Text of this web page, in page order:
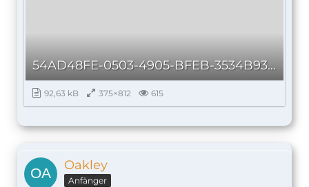
54AD48FE-0503-4905-BFEB-3534B93F99EA_autoscaled.png
92,63 kB 375×812 615
Oakley
Anfänger